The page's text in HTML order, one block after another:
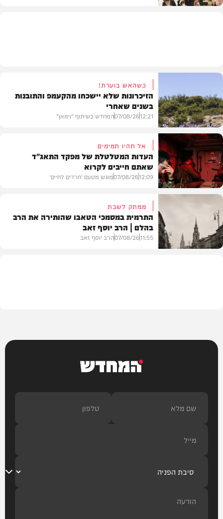
וידאו
כשהאש בוערת!
הזיכרונות שלא יישכחו מהקעמפ והתובנות
בשנים שאחרי
12:21
07/08/26המחדש בשיתוף "וימאן"
דעות
אל תהיו תמימים
העדות המטלטלת של מפקד התאג"ד
שאתם חייבים לקרוא
12:09
07/08/26מוגש מטעם 'חרדים לחיים'
ממתק לשבת
התרמית במסמכי הטאבו שהותירה את הרב
בהלם | הרב יוסף זאב
11:55
07/08/26הרב יוסף זאב
המחדש